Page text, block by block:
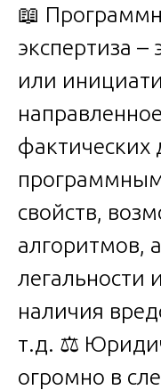
📖
экспертиза –
или
фактических
свойств,
алгоритмов,
легальности
наличия
т.д. ⚖️
огромно в